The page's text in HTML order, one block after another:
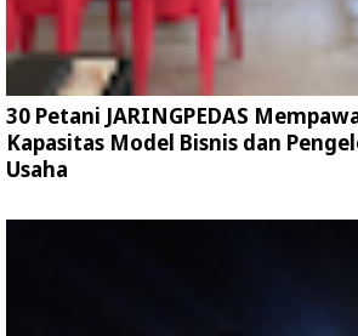
30 Petani JARINGPEDAS
Kapasitas Model Bisnis dan
Usaha